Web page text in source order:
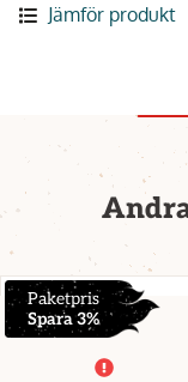
Jämför produkt
Paketpris
Spara 3%